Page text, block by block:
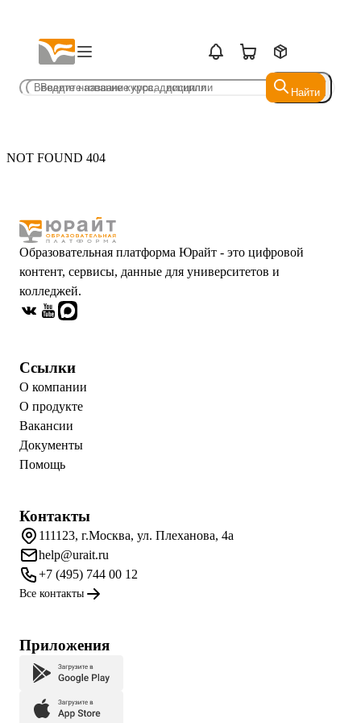
Найти
Найти
NOT FOUND 404
Образовательная платформа Юрайт - это цифровой
контент, сервисы, данные для университетов и
колледжей.
Ссылки
О компании
О продукте
Вакансии
Документы
Помощь
Контакты
111123, г.Москва, ул. Плеханова, 4а
help@urait.ru
+7 (495) 744 00 12
Все контакты
Приложения